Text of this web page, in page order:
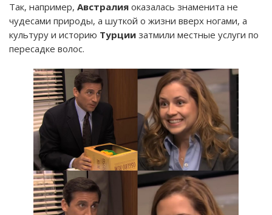
Так, например, Австралия оказалась знаменита не
чудесами природы, а шуткой о жизни вверх ногами, а
культуру и историю Турции затмили местные услуги по
пересадке волос.